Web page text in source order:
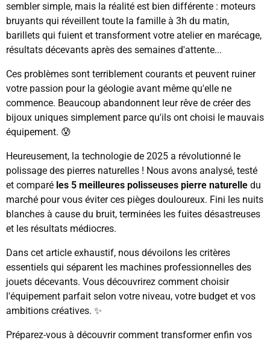
sembler simple, mais la réalité est bien différente : moteurs
bruyants qui réveillent toute la famille à 3h du matin,
barillets qui fuient et transforment votre atelier en marécage,
résultats décevants après des semaines d'attente...
Ces problèmes sont terriblement courants et peuvent ruiner
votre passion pour la géologie avant même qu'elle ne
commence. Beaucoup abandonnent leur rêve de créer des
bijoux uniques simplement parce qu'ils ont choisi le mauvais
équipement. 😰
Heureusement, la technologie de 2025 a révolutionné le
polissage des pierres naturelles ! Nous avons analysé, testé
et comparé les 5 meilleures polisseuses pierre naturelle du
marché pour vous éviter ces pièges douloureux. Fini les nuits
blanches à cause du bruit, terminées les fuites désastreuses
et les résultats médiocres.
Dans cet article exhaustif, nous dévoilons les critères
essentiels qui séparent les machines professionnelles des
jouets décevants. Vous découvrirez comment choisir
l'équipement parfait selon votre niveau, votre budget et vos
ambitions créatives. ✨
Préparez-vous à découvrir comment transformer enfin vos